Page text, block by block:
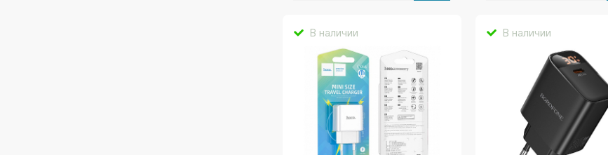
В наличии В наличии